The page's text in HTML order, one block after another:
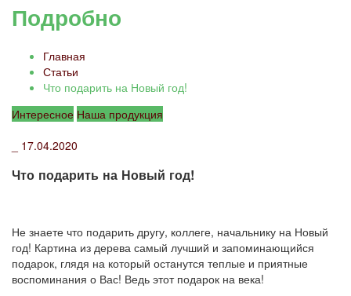
Подробно
Главная
Статьи
Что подарить на Новый год!
Интересное Наша продукция
17.04.2020
Что подарить на Новый год!
Не знаете что подарить другу, коллеге, начальнику на Новый
год! Картина из дерева самый лучший и запоминающийся
подарок, глядя на который останутся теплые и приятные
воспоминания о Вас! Ведь этот подарок на века!